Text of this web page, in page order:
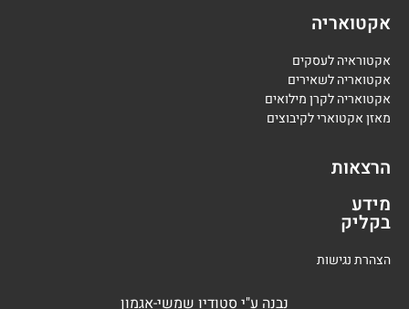
אקטואריה
אקטוראיה לעסקים
אקטואריה לשאירים
אקטואריה לקרן מילואים
מאזן אקטוארי לקיבוצים
הרצאות
מידע
בקליק
הצהרת נגישות
נבנה ע"י סטודיו שמשי-אגמון